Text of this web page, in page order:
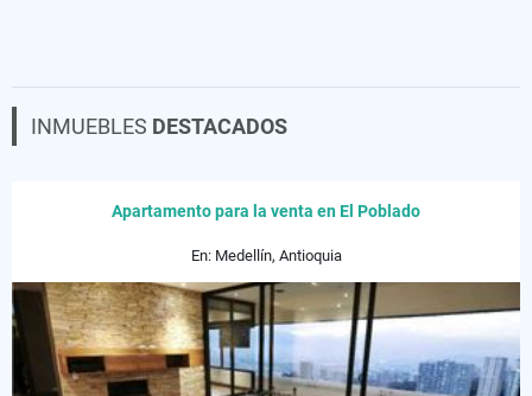
INMUEBLES DESTACADOS
Apartamento para la venta en El Poblado
En: Medellín, Antioquia